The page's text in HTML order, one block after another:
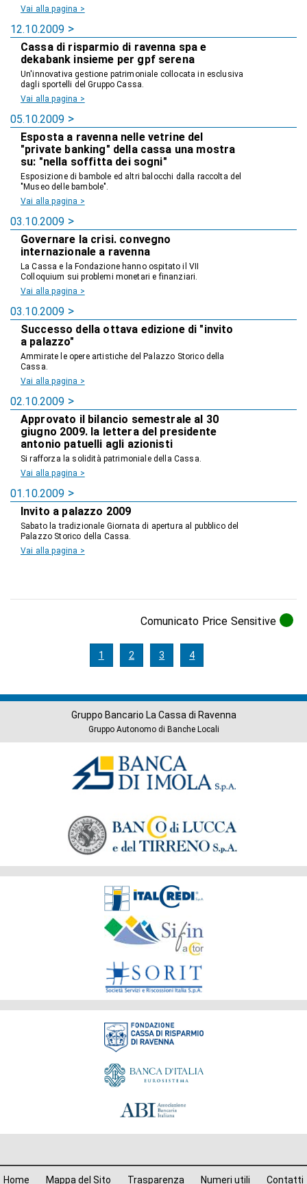
Vai alla pagina >
12.10.2009
Cassa di risparmio di ravenna spa e
dekabank insieme per gpf serena
Un'innovativa gestione patrimoniale collocata in esclusiva
dagli sportelli del Gruppo Cassa.
Vai alla pagina >
05.10.2009
Esposta a ravenna nelle vetrine del
"private banking" della cassa una mostra
su: "nella soffitta dei sogni"
Esposizione di bambole ed altri balocchi dalla raccolta del
"Museo delle bambole".
Vai alla pagina >
03.10.2009
Governare la crisi. convegno
internazionale a ravenna
La Cassa e la Fondazione hanno ospitato il VII
Colloquium sui problemi monetari e finanziari.
Vai alla pagina >
03.10.2009
Successo della ottava edizione di "invito
a palazzo"
Ammirate le opere artistiche del Palazzo Storico della
Cassa.
Vai alla pagina >
02.10.2009
Approvato il bilancio semestrale al 30
giugno 2009. la lettera del presidente
antonio patuelli agli azionisti
Si rafforza la solidità patrimoniale della Cassa.
Vai alla pagina >
01.10.2009
Invito a palazzo 2009
Sabato la tradizionale Giornata di apertura al pubblico del
Palazzo Storico della Cassa.
Vai alla pagina >
Comunicato Price Sensitive
1 2 3 4
Gruppo Bancario La Cassa di Ravenna
Gruppo Autonomo di Banche Locali
Fondazione
Home Mappa del Sito Trasparenza Numeri utili Contatti